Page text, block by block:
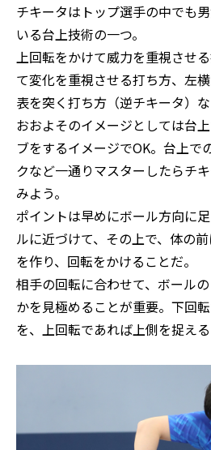
チキータはトップ選手の中でも
いる台上技術の一つ。
上回転をかけて威力を重視させ
て変化を重視させる打ち方、左
表を突く打ち方（逆チキータ）
おおよそのイメージとしては台
ブをするイメージでOK。台上で
クなど一通りマスターしたらチ
みよう。
ポイントは早めにボール方向に
ルに近づけて、その上で、体の
を作り、回転をかけることだ。
相手の回転に合わせて、ボール
かを見極めることが重要。下回
を、上回転であれば上側を捉える